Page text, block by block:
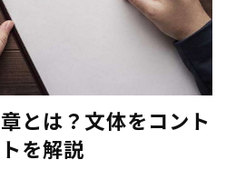
とは？文体をコント
を解説